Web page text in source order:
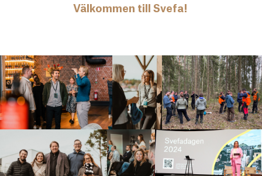
Välkommen till Svefa!